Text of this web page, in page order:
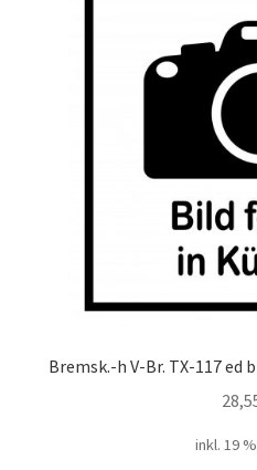
Bremsk.-h V-Br. TX-117 ed
inkl. 19